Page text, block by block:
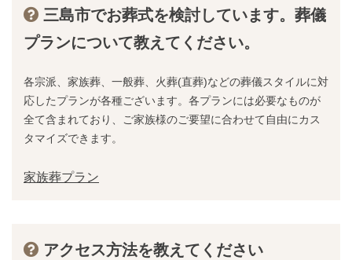
三島市でお葬式を検討しています。葬儀
プランについて教えてください。
各宗派、家族葬、一般葬、火葬(直葬)などの葬儀スタイルに対
応したプランが各種ございます。各プランには必要なものが
全て含まれており、ご家族様のご要望に合わせて自由にカス
タマイズできます。
家族葬プラン
アクセス方法を教えてください